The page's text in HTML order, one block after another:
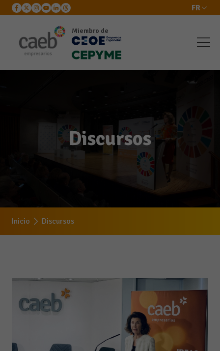
FR
Miembro de
Discursos
Inicio Discursos